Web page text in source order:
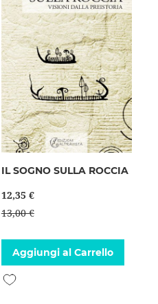
IL SOGNO SULLA ROCCIA
12,35 €
13,00 €
Aggiungi al Carrello
Aggiungi alla lista desideri